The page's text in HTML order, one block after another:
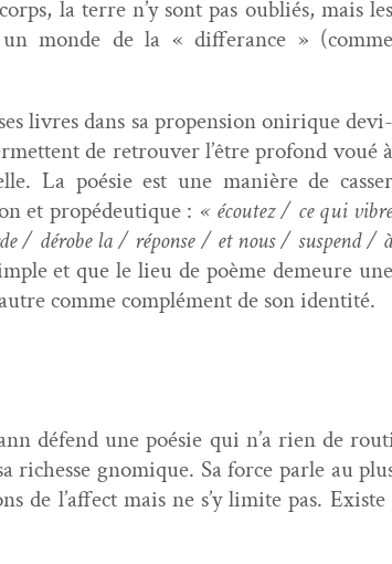
la terre n’y sont pas oubliés, mais les
monde de la « dif­fer­ance » (comme
livres dans sa propen­sion onirique devi­
de retrou­ver l’être pro­fond voué à
La poésie est une manière de cass­er
et propédeu­tique : « écoutez / ce qui
/ dérobe la / réponse / et nous / sus­pend / à
et que le lieu de poème demeure une
comme com­plé­ment de son identité.
défend une poésie qui n’a rien de
richesse gnomique. Sa force par­le au
de l’affect mais ne s’y lim­ite pas.